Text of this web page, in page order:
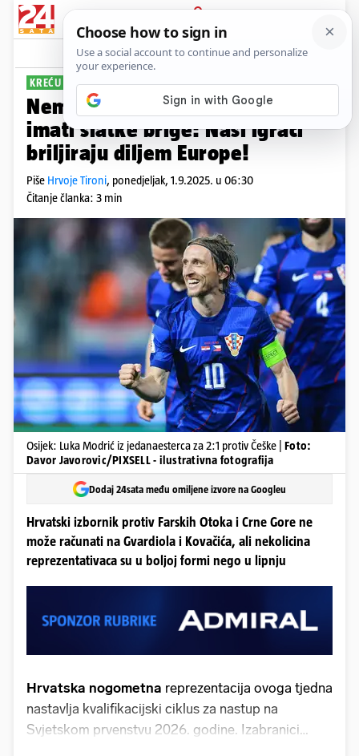
PRIJAVA
Sport Komentari
KREĆU RUJANSKE OBVEZE PLUS+
Nema Kove i Joška, ali Dalić će
imati slatke brige: Naši igrači
briljiraju diljem Europe!
Piše Hrvoje Tironi, ponedjeljak, 1.9.2025. u 06:30
Čitanje članka: 3 min
Osijek: Luka Modrić iz jedanaesterca za 2:1 protiv Češke | Foto:
Davor Javorovic/PIXSELL - ilustrativna fotografija
Dodaj 24sata među omiljene izvore na Googleu
Hrvatski izbornik protiv Farskih Otoka i Crne Gore ne
može računati na Gvardiola i Kovačića, ali nekolicina
reprezentativaca su u boljoj formi nego u lipnju
Hrvatska nogometna reprezentacija ovoga tjedna
nastavlja kvalifikacijski ciklus za nastup na
Svjetskom prvenstvu 2026. godine. Izabranici